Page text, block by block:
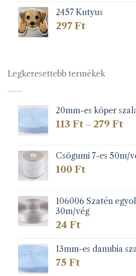
2457 Kutyus
297 Ft
Legkeresettebb termékek
20mm-es köper
113 Ft – 279 Ft
Csögumi 7-es 50m/
100 Ft
106006 Szatén
30m/vég
24 Ft
13mm-es danubia
75 Ft